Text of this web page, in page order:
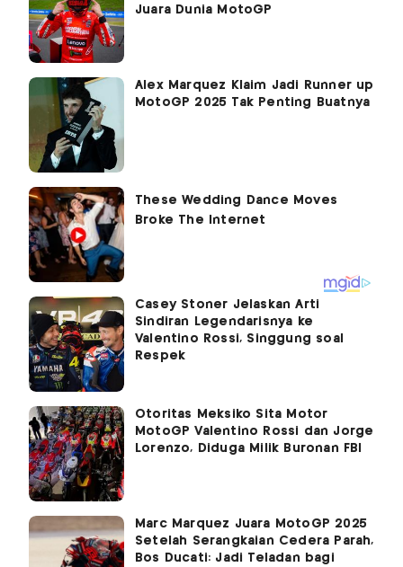
Juara Dunia MotoGP
Alex Marquez Klaim Jadi Runner up
MotoGP 2025 Tak Penting Buatnya
Casey Stoner Jelaskan Arti
Sindiran Legendarisnya ke
Valentino Rossi, Singgung soal
Respek
Otoritas Meksiko Sita Motor
MotoGP Valentino Rossi dan Jorge
Lorenzo, Diduga Milik Buronan FBI
Marc Marquez Juara MotoGP 2025
Setelah Serangkaian Cedera Parah,
Bos Ducati: Jadi Teladan bagi